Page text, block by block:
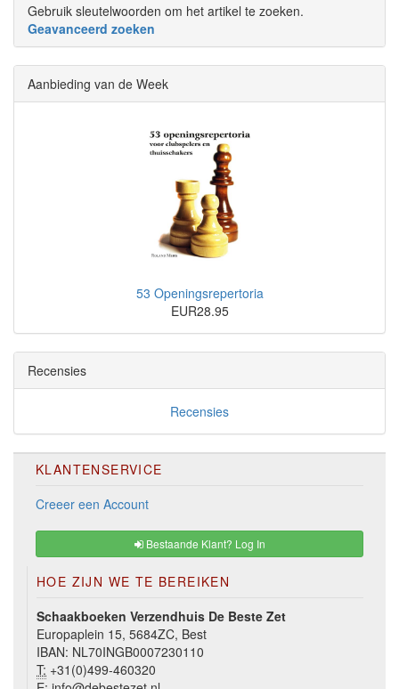
Gebruik sleutelwoorden om het artikel te zoeken.
Geavanceerd zoeken
Aanbieding van de Week
53 Openingsrepertoria
EUR28.95
Recensies
Recensies
KLANTENSERVICE
Creeer een Account
Bestaande Klant? Log In
HOE ZIJN WE TE BEREIKEN
Schaakboeken Verzendhuis De Beste Zet
Europaplein 15, 5684ZC, Best
IBAN: NL70INGB0007230110
T: +31(0)499-460320